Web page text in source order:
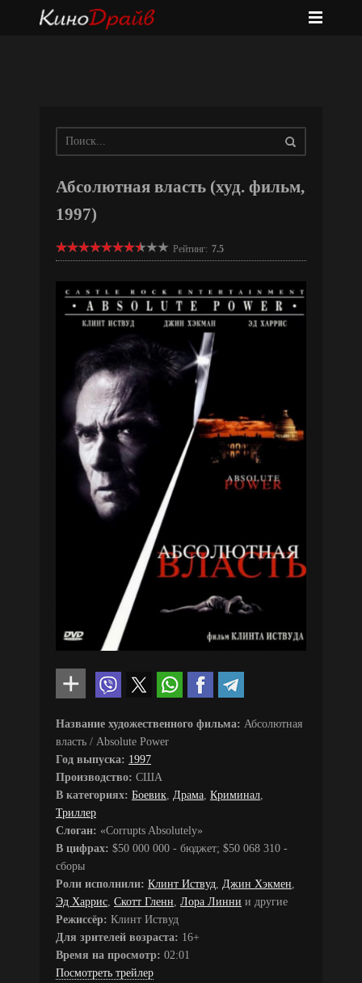
Абсолютная власть (худ. фильм,
1997)
Рейтинг: 7.5
Название художественного фильма: Абсолютная
власть / Absolute Power
Год выпуска: 1997
Производство: США
В категориях: Боевик Драма Криминал
Триллер
Слоган: «Corrupts Absolutely»
В цифрах: $50 000 000 - бюджет; $50 068 310 -
сборы
Роли исполнили: Клинт Иствуд Джин Хэкмен
Эд Харрис Скотт Гленн Лора Линни и другие
Режиссёр: Клинт Иствуд
Для зрителей возраста: 16+
Время на просмотр: 02:01
Посмотреть трейлер